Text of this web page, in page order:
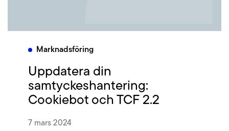
Marknadsföring
Uppdatera din
samtyckeshantering:
Cookiebot och TCF 2.2
7 mars 2024